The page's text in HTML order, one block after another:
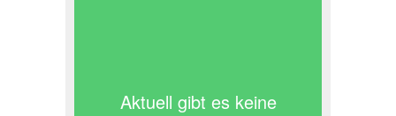
Aktuell gibt es keine